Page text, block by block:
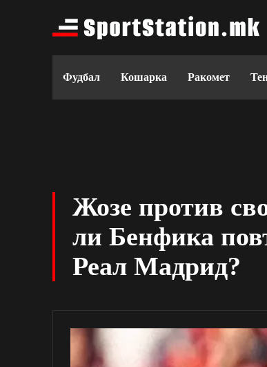
Фудбал Кошарка Ракомет
Жозе против
ли Бенфика
Реал Мадрид?